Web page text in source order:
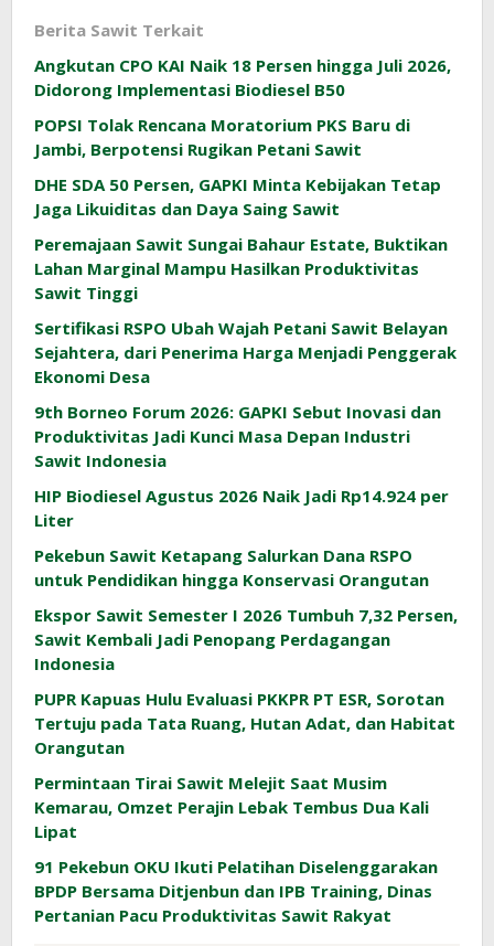
Berita Sawit Terkait
Angkutan CPO KAI Naik 18 Persen hingga Juli 2026,
Didorong Implementasi Biodiesel B50
POPSI Tolak Rencana Moratorium PKS Baru di
Jambi, Berpotensi Rugikan Petani Sawit
DHE SDA 50 Persen, GAPKI Minta Kebijakan Tetap
Jaga Likuiditas dan Daya Saing Sawit
Peremajaan Sawit Sungai Bahaur Estate, Buktikan
Lahan Marginal Mampu Hasilkan Produktivitas
Sawit Tinggi
Sertifikasi RSPO Ubah Wajah Petani Sawit Belayan
Sejahtera, dari Penerima Harga Menjadi Penggerak
Ekonomi Desa
9th Borneo Forum 2026: GAPKI Sebut Inovasi dan
Produktivitas Jadi Kunci Masa Depan Industri
Sawit Indonesia
HIP Biodiesel Agustus 2026 Naik Jadi Rp14.924 per
Liter
Pekebun Sawit Ketapang Salurkan Dana RSPO
untuk Pendidikan hingga Konservasi Orangutan
Ekspor Sawit Semester I 2026 Tumbuh 7,32 Persen,
Sawit Kembali Jadi Penopang Perdagangan
Indonesia
PUPR Kapuas Hulu Evaluasi PKKPR PT ESR, Sorotan
Tertuju pada Tata Ruang, Hutan Adat, dan Habitat
Orangutan
Permintaan Tirai Sawit Melejit Saat Musim
Kemarau, Omzet Perajin Lebak Tembus Dua Kali
Lipat
91 Pekebun OKU Ikuti Pelatihan Diselenggarakan
BPDP Bersama Ditjenbun dan IPB Training, Dinas
Pertanian Pacu Produktivitas Sawit Rakyat